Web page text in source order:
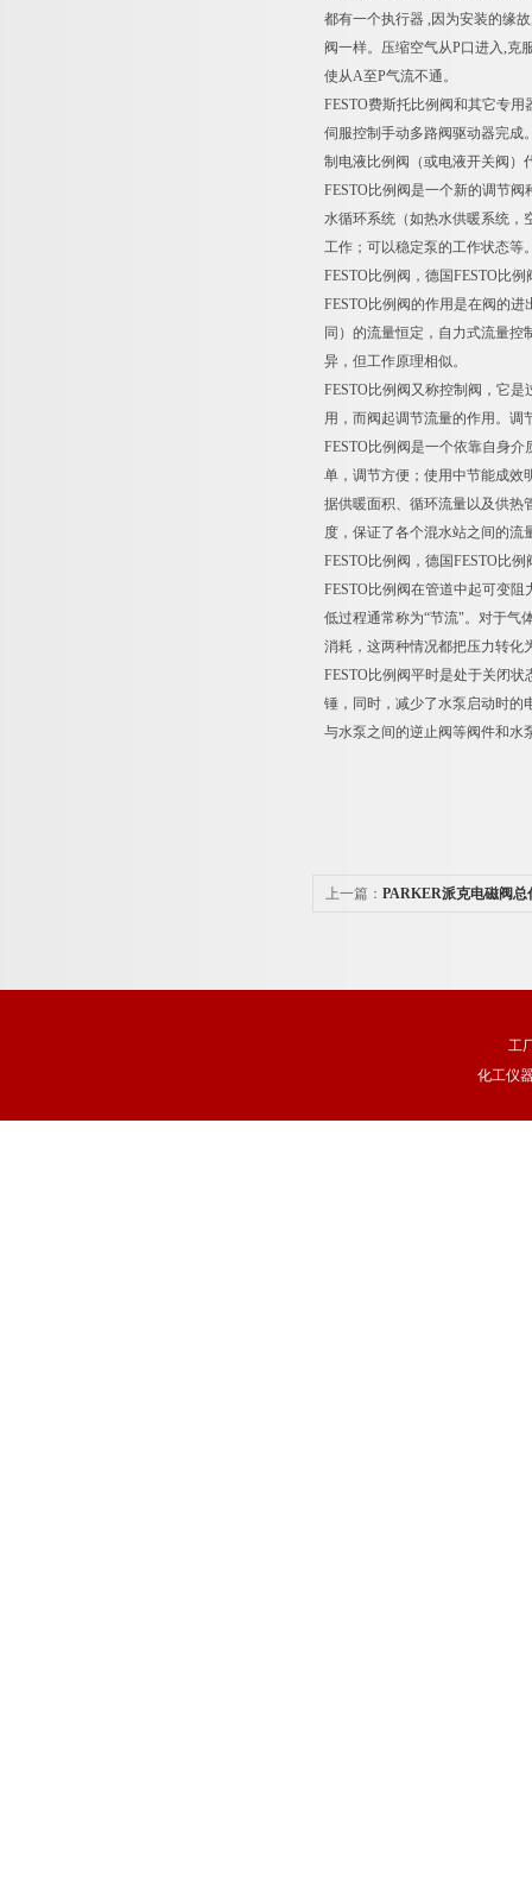
都有一个执行器 ,因为安装的缘
阀一样。压缩空气从P口进入,克
使从A至P气流不通。
FESTO费斯托比例阀和其它专
伺服控制手动多路阀驱动器完成
制电液比例阀（或电液开关阀）
FESTO比例阀是一个新的调节
水循环系统（如热水供暖系统，
工作；可以稳定泵的工作状态等
FESTO比例阀，德国FESTO比
FESTO比例阀的作用是在阀的
同）的流量恒定，自力式流量
异，但工作原理相似。
FESTO比例阀又称控制阀，它
用，而阀起调节流量的作用。调
FESTO比例阀是一个依靠自身
单，调节方便；使用中节能成效
据供暖面积、循环流量以及供热
度，保证了各个混水站之间的流
FESTO比例阀，德国FESTO比
FESTO比例阀在管道中起可变
低过程通常称为“节流"。对于气
消耗，这两种情况都把压力转化
FESTO比例阀平时是处于关闭
锤，同时，减少了水泵启动时的
与水泵之间的逆止阀等阀件和水
上一篇： PARKER派克电磁阀总
工
化工仪